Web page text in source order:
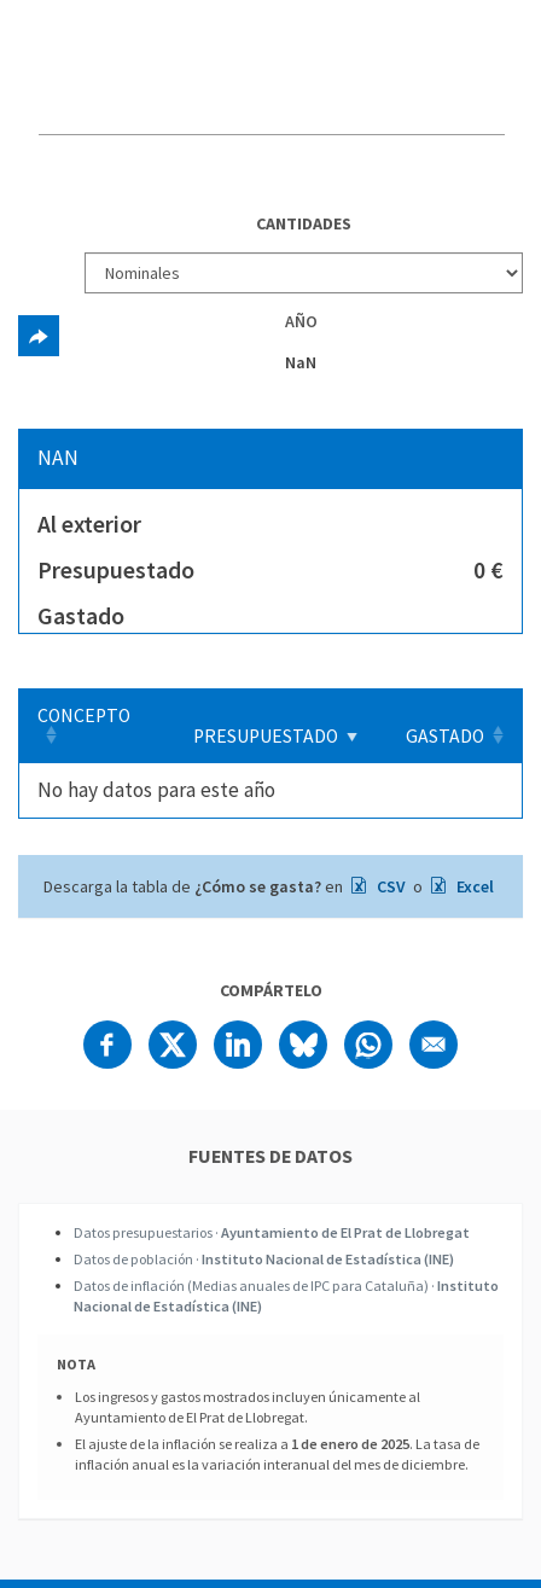
CANTIDADES
AÑO
NaN
NAN
Al exterior
Presupuestado
0 €
Gastado
CONCEPTO
PRESUPUESTADO
GASTADO
No hay datos para este año
Descarga la tabla de ¿Cómo se gasta?en CSV o Excel
COMPÁRTELO
FUENTES DE DATOS
Datos presupuestarios · Ayuntamiento de El Prat de Llobregat
Datos de población · Instituto Nacional de Estadística (INE)
Datos de inflación (Medias anuales de IPC para Cataluña) · Instituto
Nacional de Estadística (INE)
NOTA
Los ingresos y gastos mostrados incluyen únicamente al
Ayuntamiento de El Prat de Llobregat.
El ajuste de la inflación se realiza a 1 de enero de 2025. La tasa de
inflación anual es la variación interanual del mes de diciembre.